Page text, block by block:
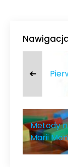
➔
Metody
Marii